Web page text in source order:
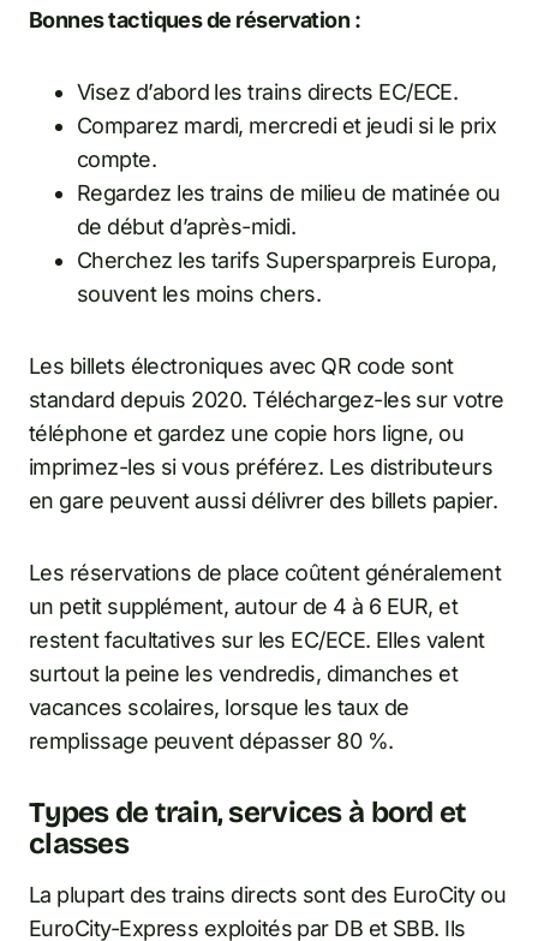
Bonnes tactiques de réservation :
Visez d’abord les trains directs EC/ECE.
Comparez mardi, mercredi et jeudi si le prix
compte.
Regardez les trains de milieu de matinée ou
de début d’après-midi.
Cherchez les tarifs Supersparpreis Europa,
souvent les moins chers.
Les billets électroniques avec QR code sont
standard depuis 2020. Téléchargez-les sur votre
téléphone et gardez une copie hors ligne, ou
imprimez-les si vous préférez. Les distributeurs
en gare peuvent aussi délivrer des billets papier.
Les réservations de place coûtent généralement
un petit supplément, autour de 4 à 6 EUR, et
restent facultatives sur les EC/ECE. Elles valent
surtout la peine les vendredis, dimanches et
vacances scolaires, lorsque les taux de
remplissage peuvent dépasser 80 %.
Types de train, services à bord et
classes
La plupart des trains directs sont des EuroCity ou
EuroCity-Express exploités par DB et SBB. Ils